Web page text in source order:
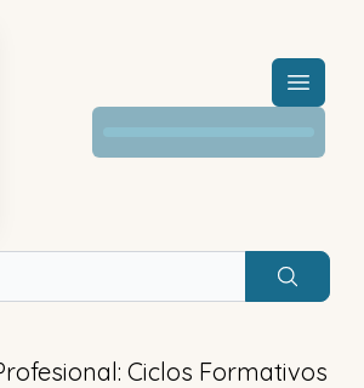
Menú
Buscar
Ciclos Formativos